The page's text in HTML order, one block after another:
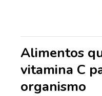
Alimentos
vitamina C
organismo